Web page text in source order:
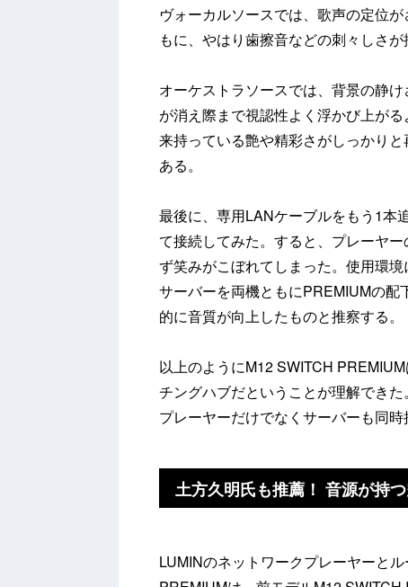
ヴォーカルソースでは、歌声の定位
もに、やはり歯擦音などの刺々しさが
オーケストラソースでは、背景の静
が消え際まで視認性よく浮かび上が
来持っている艶や精彩さがしっかり
ある。
最後に、専用LANケーブルをもう1本
て接続してみた。すると、プレーヤ
ず笑みがこぼれてしまった。使用環
サーバーを両機ともにPREMIUMの
的に音質が向上したものと推察する。
以上のようにM12 SWITCH
チングハブだということが理解でき
プレーヤーだけでなくサーバーも同
土方久明氏も推薦！ 音源が持
LUMINのネットワークプレーヤーと